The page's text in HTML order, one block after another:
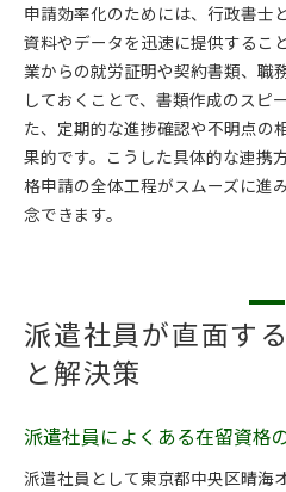
申請効率化のためには、行政書士
資料やデータを迅速に提供するこ
業からの就労証明や契約書類、職
しておくことで、書類作成のスピ
た、定期的な進捗確認や不明点の
果的です。こうした具体的な連携
格申請の全体工程がスムーズに進
念できます。
派遣社員が直面す
と解決策
派遣社員によくある在留資格
派遣社員として東京都中央区晴海